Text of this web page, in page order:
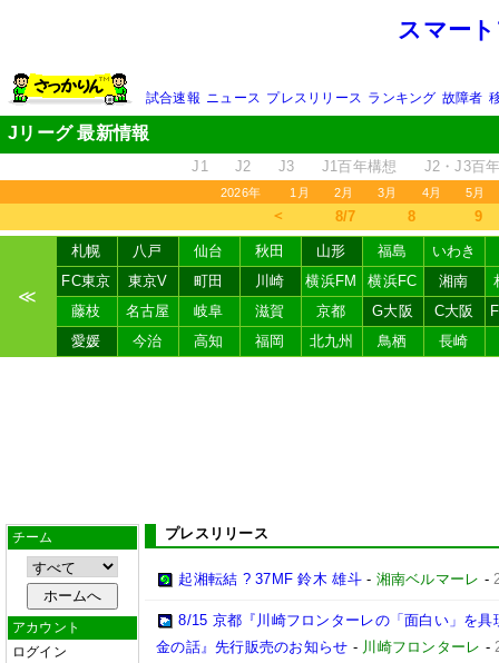
スマー
試合速報 ニュース プレスリリース ランキング 故障者
Jリーグ 最新情報
J1 J2 J3 J1百年構想 J2・J3百
2026年 1月 2月 3月 4月 5月
＜ 8/7 8 9
≪
札幌 八戸 仙台 秋田 山形 福島
いわき
FC東京
東京V 町田 川崎 横浜FM 横浜FC 湘南
藤枝
名古屋 岐阜 滋賀 京都 G大阪 C大阪
愛媛
今治 高知 福岡 北九州 鳥栖 長崎
チーム
アカウント
ログイン
プレスリリース
起湘転結 ? 37MF 鈴木 雄斗- 湘南ベルマーレ -
8/15 京都『川崎フロンターレの「面白い」を
金の話』先行販売のお知らせ - 川崎フロンターレ -